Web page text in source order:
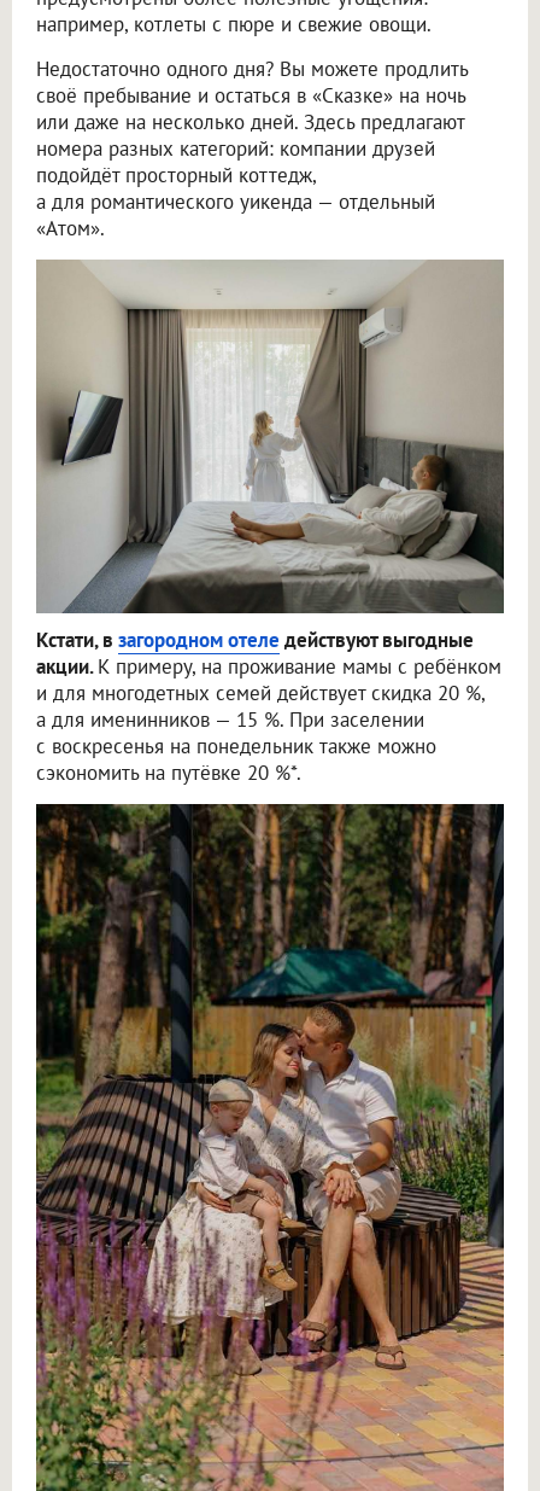
например, котлеты с пюре и свежие овощи.
Недостаточно одного дня? Вы можете продлить
своё пребывание и остаться в «Сказке» на ночь
или даже на несколько дней. Здесь предлагают
номера разных категорий: компании друзей
подойдёт просторный коттедж,
а для романтического уикенда — отдельный
«Атом».
Кстати, в загородном отеле действуют выгодные
акции.К примеру, на проживание мамы с ребёнком
и для многодетных семей действует скидка 20 %,
а для именинников — 15 %. При заселении
с воскресенья на понедельник также можно
сэкономить на путёвке 20 %*.